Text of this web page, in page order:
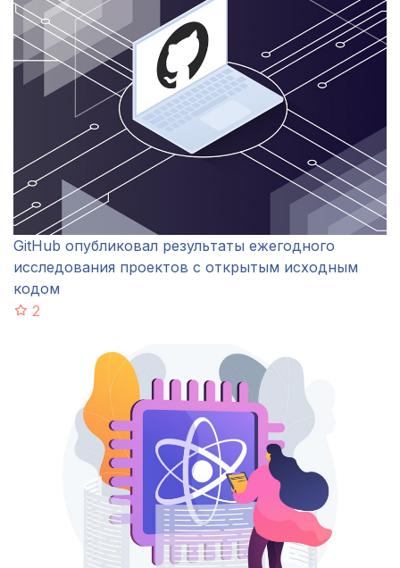
GitHub опубликовал результаты ежегодного
исследования проектов с открытым исходным
кодом
2